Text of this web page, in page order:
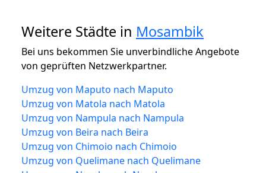
Weitere Städte in Mosambik
Bei uns bekommen Sie unverbindliche Angebote
von geprüften Netzwerkpartner.
Umzug von Maputo nach Maputo
Umzug von Matola nach Matola
Umzug von Nampula nach Nampula
Umzug von Beira nach Beira
Umzug von Chimoio nach Chimoio
Umzug von Quelimane nach Quelimane